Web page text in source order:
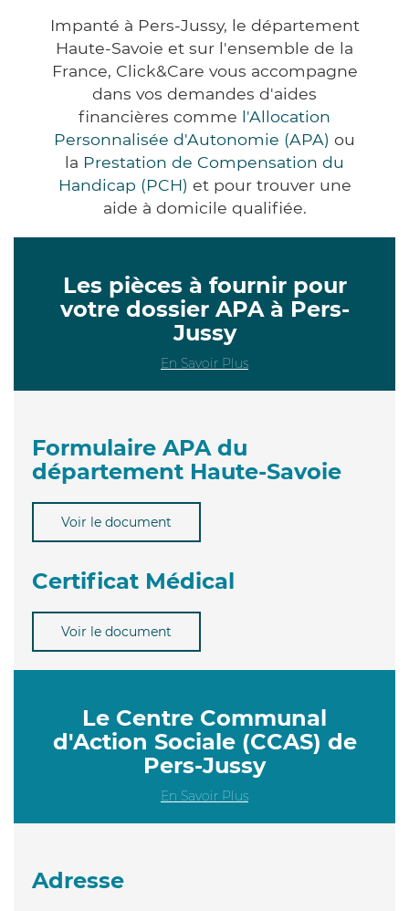
Impanté à Pers-Jussy, le département
Haute-Savoie et sur l'ensemble de la
France, Click&Care vous accompagne
dans vos demandes d'aides
financières comme l'Allocation
Personnalisée d'Autonomie (APA) ou
la Prestation de Compensation du
Handicap (PCH) et pour trouver une
aide à domicile qualifiée.
Les pièces à fournir pour
votre dossier APA à Pers-
Jussy
En Savoir Plus
Formulaire APA du
département Haute-Savoie
Voir le document
Certificat Médical
Voir le document
Le Centre Communal
d'Action Sociale (CCAS) de
Pers-Jussy
En Savoir Plus
Adresse